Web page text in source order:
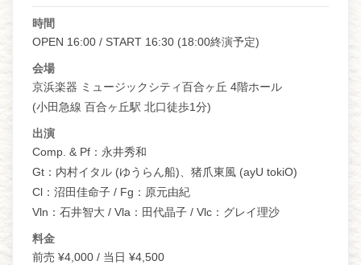
時間
OPEN 16:00 / START 16:30 (18:00終演予定)
会場
京浜楽器 ミュージックシティ百合ヶ丘 4階ホール
(小田急線 百合ヶ丘駅 北口徒歩1分)
出演
Comp. & Pf：永井秀和
Gt：内村イタル (ゆうらん船)、猪爪東風 (ayU tokiO)
Cl：沼田佳命子 / Fg：原元由紀
Vln：石井智大 / Vla：田代晶子 / Vlc：グレイ理沙
料金
前売 ¥4,000 / 当日 ¥4,500